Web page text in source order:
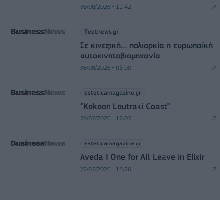
06/08/2026 - 11:42
fleetnews.gr
Σε κινεζική… πολιορκία η ευρωπαϊκή
αυτοκινητοβιομηχανία
06/08/2026 - 05:00
esteticamagazine.gr
“Kokoon Loutraki Coast”
28/07/2026 - 12:07
esteticamagazine.gr
Aveda I One for All Leave in Elixir
22/07/2026 - 13:20